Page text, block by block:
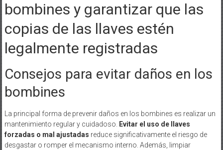
bombines y garantizar que las
copias de las llaves estén
legalmente registradas
Consejos para evitar daños en los
bombines
La principal forma de prevenir daños en los bombines es realizar un
mantenimiento regular y cuidadoso. Evitar el uso de llaves
forzadas o mal ajustadas reduce significativamente el riesgo de
desgastar o romper el mecanismo interno. Además, limpiar